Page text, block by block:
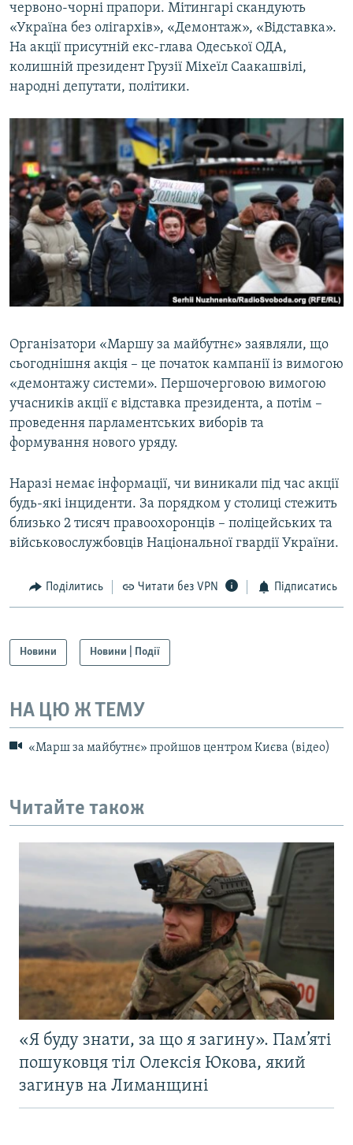
червоно-чорні прапори. Мітингарі скандують
«Україна без олігархів», «Демонтаж», «Відставка».
На акції присутній екс-глава Одеської ОДА,
колишній президент Грузії Міхеїл Саакашвілі,
народні депутати, політики.
Організатори «Маршу за майбутнє» заявляли, що
сьогоднішня акція – це початок кампанії із вимогою
«демонтажу системи». Першочерговою вимогою
учасників акції є відставка президента, а потім –
проведення парламентських виборів та
формування нового уряду.
Наразі немає інформації, чи виникали під час акції
будь-які інциденти. За порядком у столиці стежить
близько 2 тисяч правоохоронців – поліцейських та
військовослужбовців Національної гвардії України.
Поділитись Читати без VPN Підписатись
Новини Новини | Події
НА ЦЮ Ж ТЕМУ
«Марш за майбутнє» пройшов центром Києва (відео)
Читайте також
«Я буду знати, за що я загину». Пам’яті
пошуковця тіл Олексія Юкова, який
загинув на Лиманщині